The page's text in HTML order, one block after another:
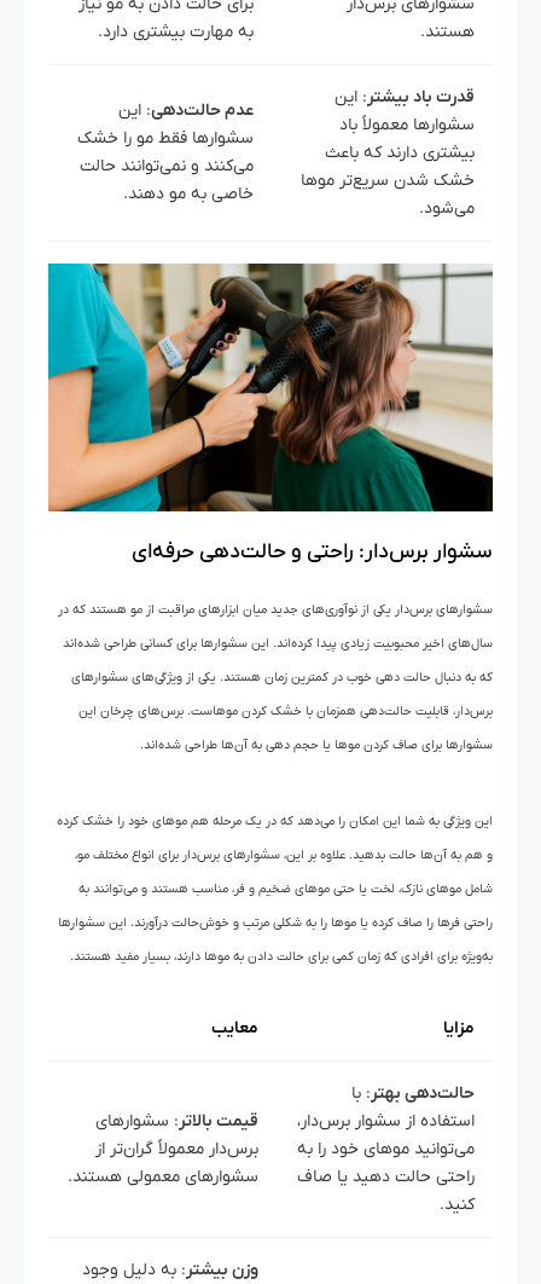
هستند.
به مهارت بیشتری دارد.
قدرت باد بیشتر: این
سشوارها معمولاً باد
بیشتری دارند که باعث
خشک شدن سریع‌تر موها
می‌شود.
عدم حالت‌دهی: این
سشوارها فقط مو را خشک
می‌کنند و نمی‌توانند حالت
خاصی به مو دهند.
سشوار برس‌دار: راحتی و حالت‌دهی حرفه‌ای
سشوارهای برس‌دار یکی از نوآوری‌های جدید میان ابزارهای مراقبت از مو هستند که در
سال‌های اخیر محبوبیت زیادی پیدا کرده‌اند. این سشوارها برای کسانی طراحی شده‌اند
که به دنبال حالت دهی خوب در کمترین زمان هستند. یکی از ویژگی‌های سشوارهای
برس‌دار، قابلیت حالت‌دهی همزمان با خشک کردن موهاست. برس‌های چرخان این
سشوارها برای صاف کردن موها یا حجم دهی به آن‌ها طراحی شده‌اند.
این ویژگی به شما این امکان را می‌دهد که در یک مرحله هم موهای خود را خشک کرده
و هم به آن‌ها حالت بدهید. علاوه بر این، سشوارهای برس‌دار برای انواع مختلف مو،
شامل موهای نازک، لخت یا حتی موهای ضخیم و فر، مناسب هستند و می‌توانند به
راحتی فرها را صاف کرده یا موها را به شکلی مرتب و خوش‌حالت درآورند. این سشوارها
به‌ویژه برای افرادی که زمان کمی برای حالت دادن به موها دارند، بسیار مفید هستند.
مزایا معایب
حالت‌دهی بهتر: با
استفاده از سشوار برس‌دار،
می‌توانید موهای خود را به
راحتی حالت دهید یا صاف
کنید.
قیمت بالاتر: سشوارهای
برس‌دار معمولاً گران‌تر از
سشوارهای معمولی هستند.
وزن بیشتر: به دلیل وجود